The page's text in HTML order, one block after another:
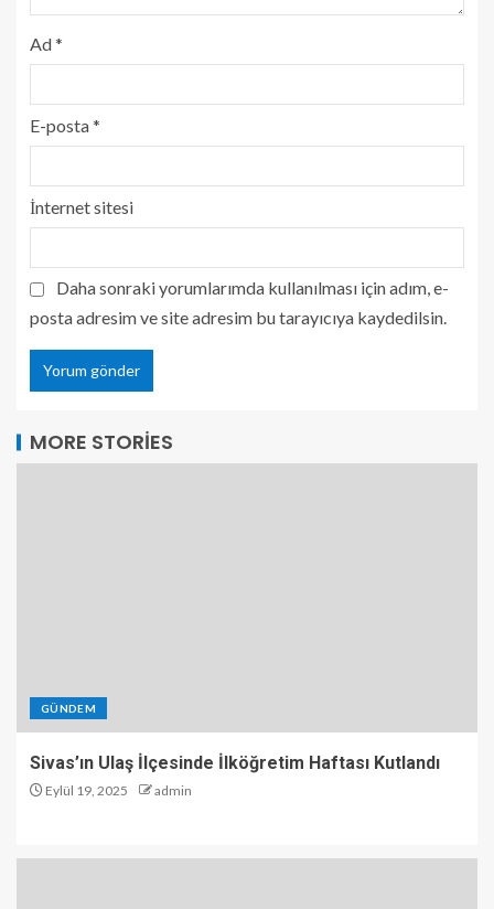
Ad*
E-posta*
İnternet sitesi
Daha sonraki yorumlarımda kullanılması için adım, e-
posta adresim ve site adresim bu tarayıcıya kaydedilsin.
MORE STORIES
GÜNDEM
Sivas’ın Ulaş İlçesinde İlköğretim Haftası Kutlandı
Eylül 19, 2025 admin